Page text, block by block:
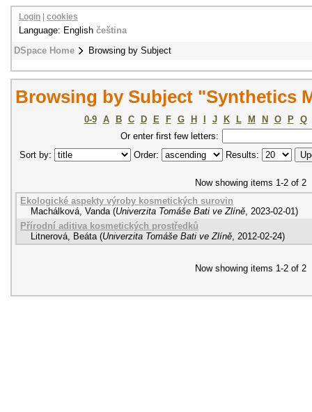
DSpace Home Browsing by Subject
Login cookies
Language: English čeština
Browsing by Subject "Synthetics
0-9 A B C D E F G H J K L M N O P
Q
Or enter first few letters:
Sort by:
Order: Results:
Now showing items 1-2 of 2
Ekologické aspekty výroby kosmetických surovin
Machálková, Vanda (Univerzita Tomáše Bati ve Zlíně, 2023-02-01)
Přírodní aditiva kosmetických prostředků
Litnerová, Beáta (Univerzita Tomáše Bati ve Zlíně, 2012-02-24)
Now showing items 1-2 of 2